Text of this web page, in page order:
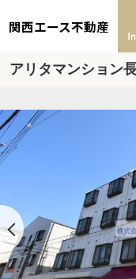
関西エース不動産
アリタマンション